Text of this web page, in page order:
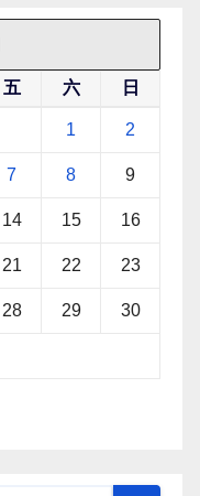
五 六 日
1 2
7 8 9
14 15 16
21 22 23
28 29 30